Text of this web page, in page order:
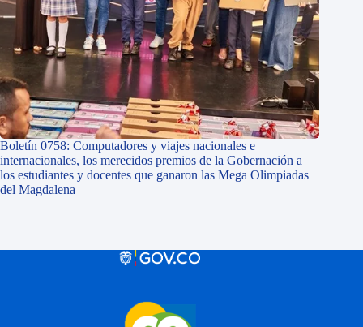
Boletín 0758: Computadores y viajes nacionales e
internacionales, los merecidos premios de la Gobernación a
los estudiantes y docentes que ganaron las Mega Olimpiadas
del Magdalena